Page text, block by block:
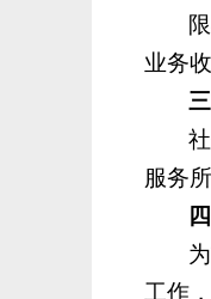
业务
三
服务
工作